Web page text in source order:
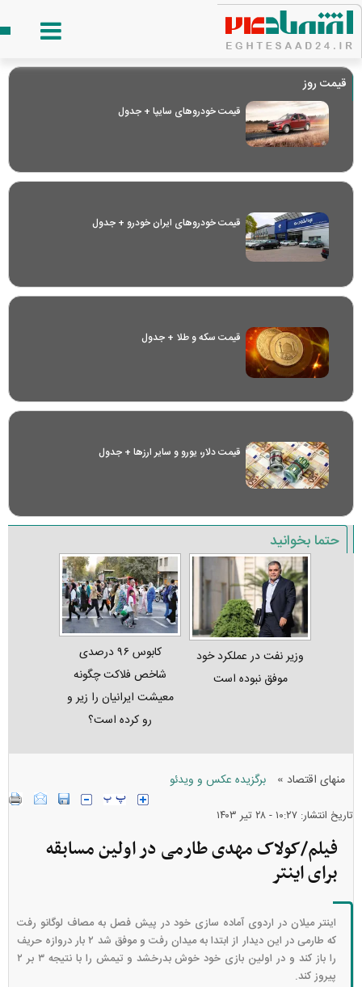
قیمت روز
قیمت خودرو‌های سایپا + جدول
قیمت خودرو‌های ایران خودرو + جدول
قیمت سکه و طلا + جدول
قیمت دلار، یورو و سایر ارز‌ها + جدول
حتما بخوانید
وزیر نفت در عملکرد خود
موفق نبوده است
کابوس ۹۶ درصدی
شاخص فلاکت چگونه
معیشت ایرانیان را زیر و
رو کرده است؟
منهای اقتصاد » برگزیده عکس و ویدئو
تاریخ انتشار: ۱۰:۲۷ - ۲۸ تير ۱۴۰۳
فیلم/کولاک مهدی طارمی در اولین مسابقه
برای اینتر
اینتر میلان در اردوی آماده سازی خود در پیش فصل به مصاف لوگانو رفت
که طارمی در این دیدار از ابتدا به میدان رفت و موفق شد ۲ بار دروازه حریف
را باز کند و در اولین بازی خود خوش بدرخشد و تیمش را با نتیجه ۳ بر ۲
پیروز کند.